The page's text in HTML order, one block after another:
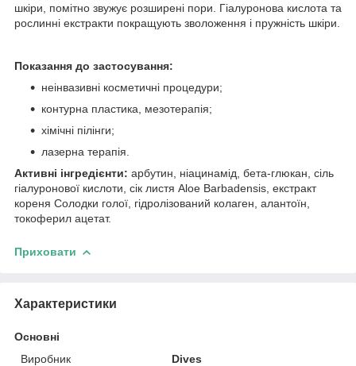
шкіри, помітно звужує розширені пори. Гіалуронова кислота та
рослинні екстракти покращують зволоження і пружність шкіри.
Показання до застосування:
неінвазивні косметичні процедури;
контурна пластика, мезотерапія;
хімічні пілінги;
лазерна терапія.
Активні інгредієнти: арбутин, ніацинамід, бета-глюкан, сіль
гіалуронової кислоти, сік листя Aloe Barbadensis, екстракт
кореня Солодки голої, гідролізований колаген, алантоїн,
токоферил ацетат.
Приховати
Характеристики
Основні
Виробник
Dives